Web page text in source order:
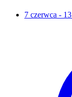
7 czerwca -